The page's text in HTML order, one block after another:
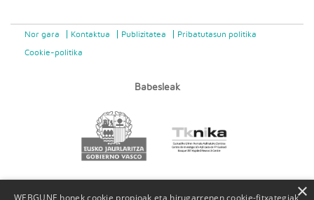
Nor gara Kontaktua Publizitatea Pribatutasun politika
Cookie-politika
Babesleak
WEBGUNE honek cookie propioak eta hirugarrenen cookie-fitxategiak×